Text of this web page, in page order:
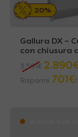
20%
Gallura DX –
con chiusura
3.591 € 2.890
Risparmi 701 €!
A casa tua